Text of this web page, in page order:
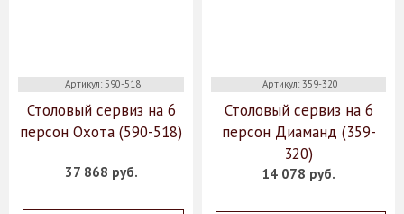
Артикул: 590-518
Столовый сервиз на 6
персон Охота (590-518)
37 868 руб.
Артикул: 359-320
Столовый сервиз на 6
персон Диаманд (359-
320)
14 078 руб.